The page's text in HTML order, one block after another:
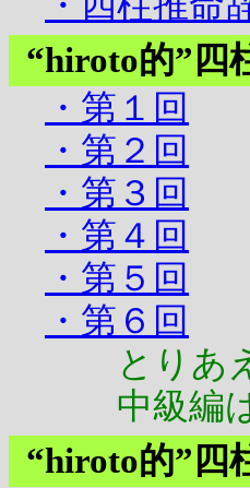
“hiroto的”四
・第１回
・第２回
・第３回
・第４回
・第５回
・第６回
とりあえ
中級編は
“hiroto的”四